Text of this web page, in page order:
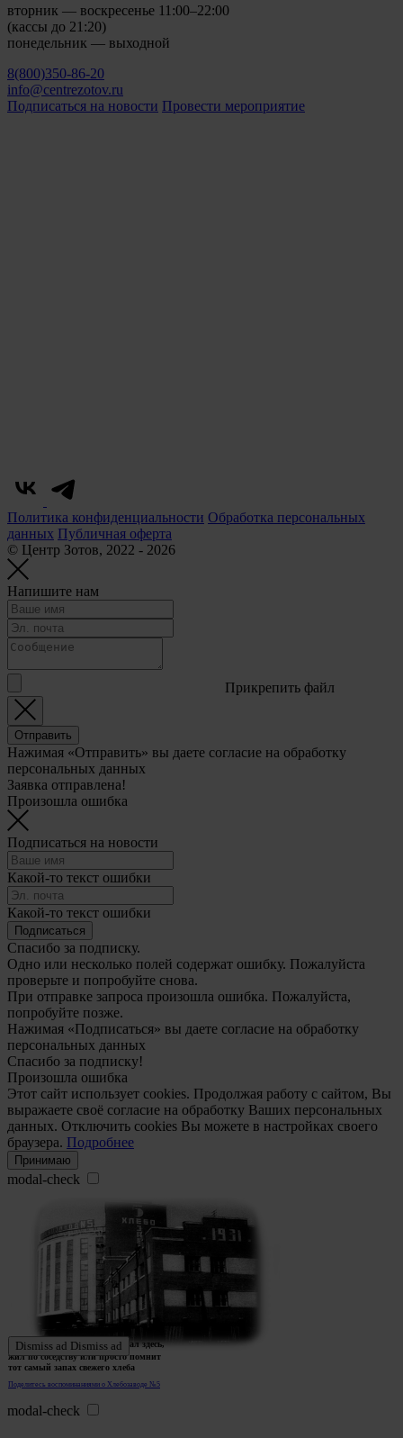
вторник — воскресенье 11:00–22:00
(кассы до 21:20)
понедельник — выходной
8(800)350-86-20
info@centrezotov.ru
Подписаться на новости Провести мероприятие
Политика конфиденциальности Обработка персональных
данных Публичная оферта
© Центр Зотов, 2022 - 2026
Напишите нам
Прикрепить файл
Отправить
Нажимая «Отправить» вы даете согласие на обработку
персональных данных
Заявка отправлена!
Произошла ошибка
Подписаться на новости
Какой-то текст ошибки
Какой-то текст ошибки
Подписаться
Спасибо за подписку.
Одно или несколько полей содержат ошибку. Пожалуйста
проверьте и попробуйте снова.
При отправке запроса произошла ошибка. Пожалуйста,
попробуйте позже.
Нажимая «Подписаться» вы даете согласие на обработку
персональных данных
Спасибо за подписку!
Произошла ошибка
Этот сайт использует cookies. Продолжая работу с сайтом, Вы
выражаете своё согласие на обработку Ваших персональных
данных. Отключить cookies Вы можете в настройках своего
браузера. Подробнее
Принимаю
modal-check
Поделитесь воспоминаниями о Хлебозаводе №5
Ждем истории тех, кто работал здесь,
жил по соседству или просто помнит
тот самый запах свежего хлеба
Dismiss ad Dismiss ad
modal-check